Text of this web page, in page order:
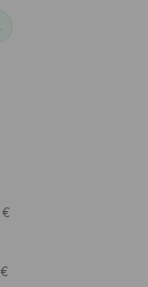
€
€